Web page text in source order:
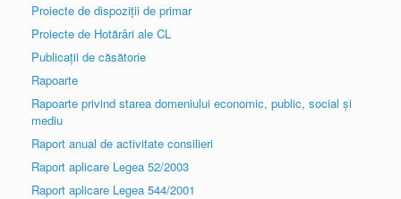
Proiecte de dispoziții de primar
Proiecte de Hotărâri ale CL
Publicații de căsătorie
Rapoarte
Rapoarte privind starea domeniului economic, public, social și
mediu
Raport anual de activitate consilieri
Raport aplicare Legea 52/2003
Raport aplicare Legea 544/2001